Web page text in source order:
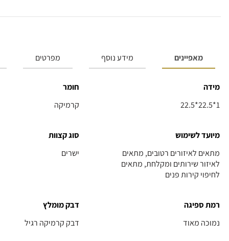
מאפיינים מידע נוסף מפרטים
מידה
22.5*22.5*1
חומר
קרמיקה
מיועד לשימוש
מתאים לאיזורים רטובים, מתאים
לאיזור שירותים ומקלחת, מתאים
לחיפוי קירות פנים
סוג קצוות
ישרים
רמת ספיגה
נמוכה מאוד
דבק מומלץ
דבק קרמיקה רגיל